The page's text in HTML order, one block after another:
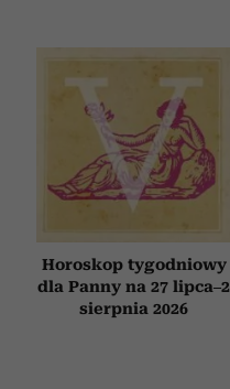
Horoskop tygodniowy
dla Panny na 27 lipca–2
sierpnia 2026